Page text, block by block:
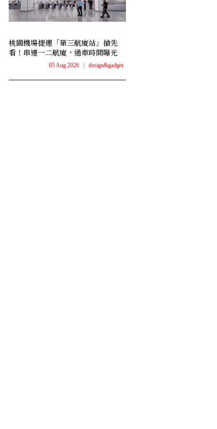
桃園機場捷運「第三航廈站」搶先
看！串連一二航廈，通車時間曝光
05 Aug 2026 design&gadget